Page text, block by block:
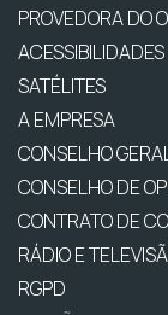
PROVEDORA DO
ACESSIBILIDADES
SATÉLITES
A EMPRESA
CONSELHO
CONSELHO DE
CONTRATO DE
RÁDIO E
RGPD